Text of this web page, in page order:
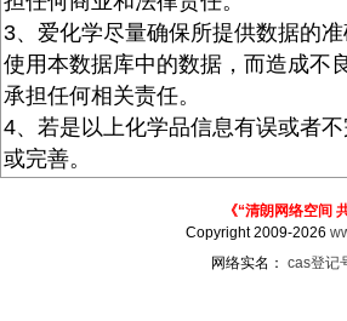
3、爱化学尽量确保所提供数据的
使用本数据库中的数据，而造成不
承担任何相关责任。
4、若是以上化学品信息有误或者
或完善。
《“清朗网络空间
Copyright 2009-2026
网络实名： cas登记